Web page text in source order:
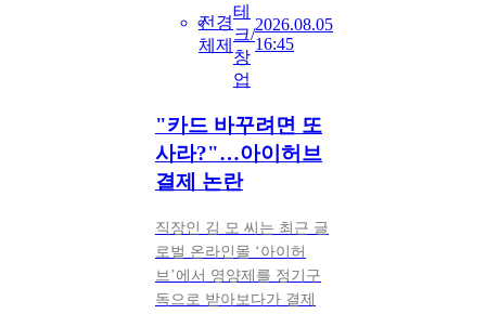
전
체
경
제
테
크/
창
업
2026.08.05
16:45
"카드 바꾸려면 또
사라?"…아이허브
결제 논란
직장인 김 모 씨는 최근 글
로벌 온라인몰 ‘아이허
브’에서 영양제를 정기구
독으로 받아보다가 결제